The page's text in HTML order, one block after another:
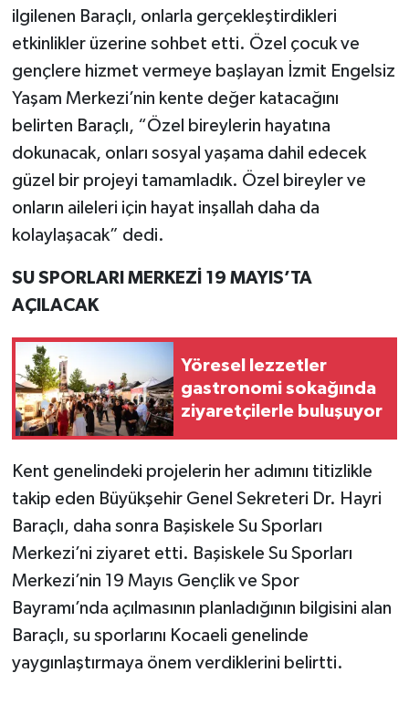
ilgilenen Baraçlı, onlarla gerçekleştirdikleri
etkinlikler üzerine sohbet etti. Özel çocuk ve
gençlere hizmet vermeye başlayan İzmit Engelsiz
Yaşam Merkezi’nin kente değer katacağını
belirten Baraçlı, “Özel bireylerin hayatına
dokunacak, onları sosyal yaşama dahil edecek
güzel bir projeyi tamamladık. Özel bireyler ve
onların aileleri için hayat inşallah daha da
kolaylaşacak” dedi.
SU SPORLARI MERKEZİ 19 MAYIS’TA
AÇILACAK
Yöresel lezzetler
gastronomi sokağında
ziyaretçilerle buluşuyor
Kent genelindeki projelerin her adımını titizlikle
takip eden Büyükşehir Genel Sekreteri Dr. Hayri
Baraçlı, daha sonra Başiskele Su Sporları
Merkezi’ni ziyaret etti. Başiskele Su Sporları
Merkezi’nin 19 Mayıs Gençlik ve Spor
Bayramı’nda açılmasının planladığının bilgisini alan
Baraçlı, su sporlarını Kocaeli genelinde
yaygınlaştırmaya önem verdiklerini belirtti.